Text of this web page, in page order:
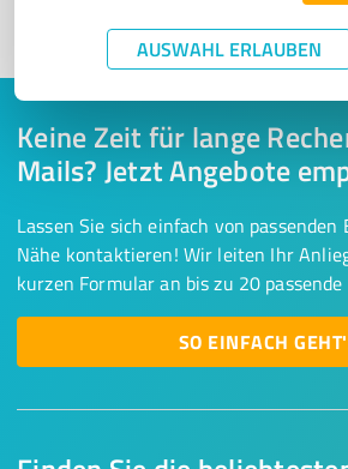
AUSWAHL ERLAUBEN
Keine Zeit für lange
Mails? Jetzt Angebote
Lassen Sie sich einfach von
Nähe kontaktieren! Wir leiten Ihr
kurzen Formular an bis zu 20
SO EINFACH